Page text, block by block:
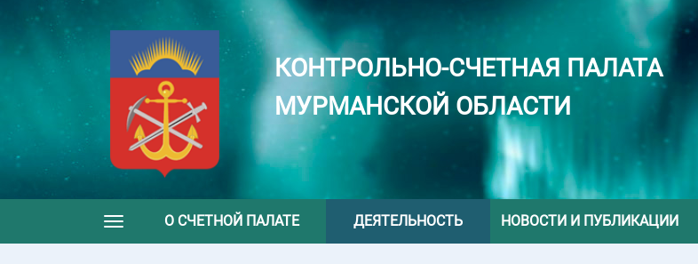
КОНТРОЛЬНО-СЧЕТНАЯ ПАЛАТА
МУРМАНСКОЙ ОБЛАСТИ
Toggle navigation
О СЧЕТНОЙ ПАЛАТЕ ДЕЯТЕЛЬНОСТЬ НОВОСТИ И ПУБЛИКАЦИИ